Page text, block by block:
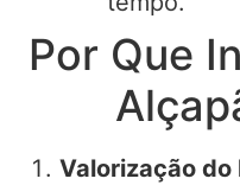
Por Que
Valorização do